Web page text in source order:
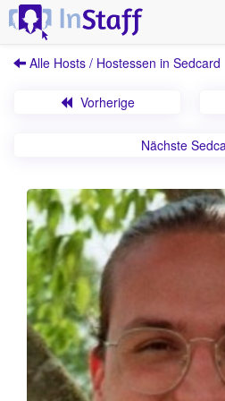
Alle Hosts / Hostessen in Sedcard
Vorherige
Nächste